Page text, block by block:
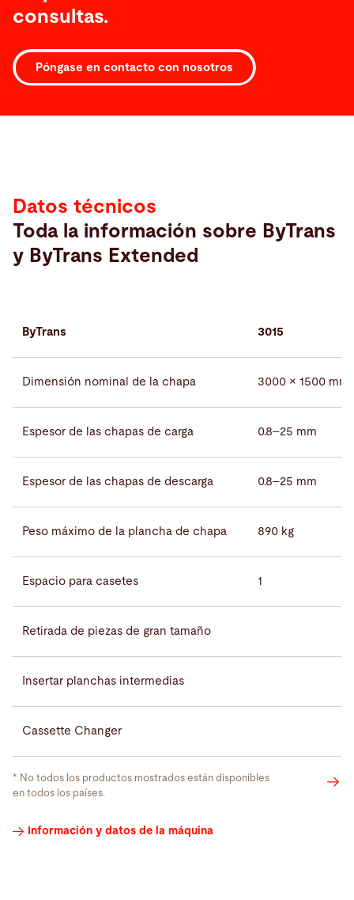
consultas.
Póngase en contacto con nosotros
Datos técnicos
Toda la información sobre ByTrans
y ByTrans Extended
ByTrans 3015
Dimensión nominal de la chapa 3000 × 1500 mm
Espesor de las chapas de carga 0.8–25 mm
Espesor de las chapas de descarga 0.8–25 mm
Peso máximo de la plancha de chapa 890 kg
Espacio para casetes 1
Retirada de piezas de gran tamaño
Insertar planchas intermedias
Cassette Changer
* No todos los productos mostrados están disponibles
en todos los países.
Información y datos de la máquina
Vídeos